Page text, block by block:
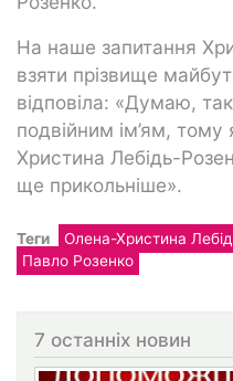
На наше запитання
взяти прізвище
відповіла: «Думаю,
подвійним ім’ям,
Христина Лебідь-
ще прикольніше».
Теги Олена-Христина
Павло Розенко
7 останніх новин